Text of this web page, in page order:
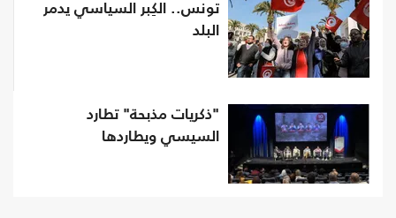
تونس.. الكِبر السياسي يدمر
البلد
"ذكريات مذبحة" تطارد
السيسي ويطاردها